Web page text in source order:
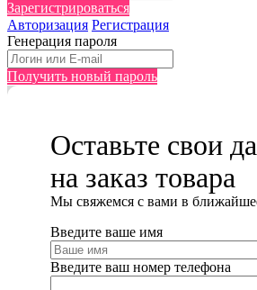
Зарегистрироваться
Авторизация Регистрация
Генерация пароля
Получить новый пароль
Оставьте свои
на заказ товара
Мы cвяжемся с вами в
Введите ваше имя
Введите ваш номер телефона